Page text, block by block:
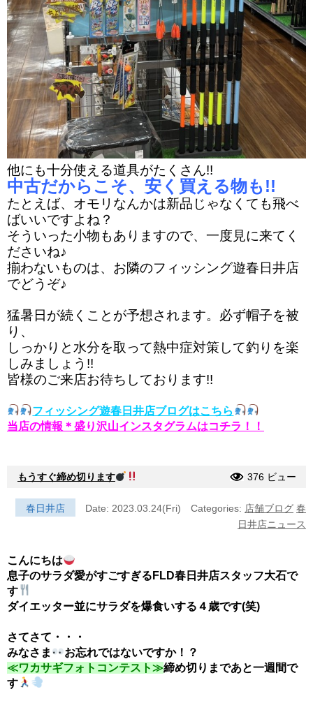
他にも十分使える道具がたくさん!!
中古だからこそ、安く買える物も!!
たとえば、オモリなんかは新品じゃなくても飛べ
ばいいですよね？
そういった小物もありますので、一度見に来てく
ださいね♪
揃わないものは、お隣のフィッシング遊春日井店
でどうぞ♪
猛暑日が続くことが予想されます。必ず帽子を被
り、
しっかりと水分を取って熱中症対策して釣りを楽
しみましょう!!
皆様のご来店お待ちしております!!
フィッシング遊春日井店ブログはこちら
当店の情報＊盛り沢山インスタグラムはコチラ！！
もうすぐ締め切ります 376 ビュー
春日井店 Date: 2023.03.24(Fri) Categories: 店舗ブログ 春
日井店ニュース
こんにちは
息子のサラダ愛がすごすぎるFLD春日井店スタッフ大石で
す
ダイエッター並にサラダを爆食いする４歳です(笑)
さてさて・・・
みなさま
お忘れではないですか！？
≪ワカサギフォトコンテスト≫締め切りまであと一週間で
す